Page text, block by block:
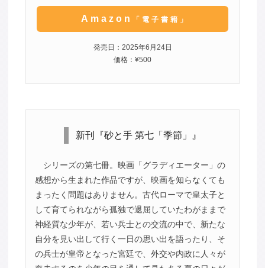
Amazon 「電子書籍」
発売日：2025年6月24日
価格：¥500
新刊『砂と手 第七「季節」』
シリーズの第七冊。映画「グラディエーター」の
感想から生まれた作品ですが、映画を知らなくても
まったく問題はありません。古代ローマで皇太子と
して育てられながら孤独で退屈していたわがままで
神経質な少年が、若い兵士との交流の中で、新たな
自分を見い出して行く一日の思い出を語ったり、そ
の兵士が皇帝となった宮廷で、外交や内政に人々が